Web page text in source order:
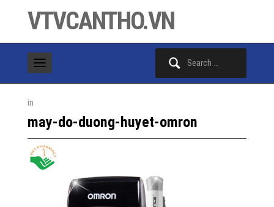
VTVCANTHO.VN
in
may-do-duong-huyet-omron